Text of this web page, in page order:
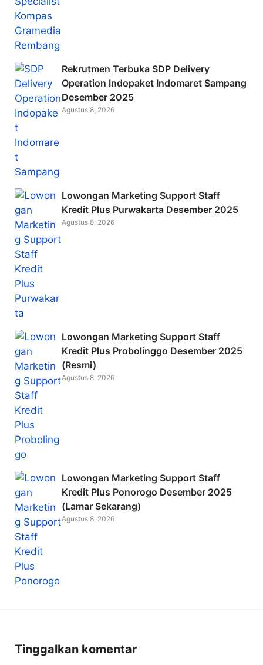
Rekrutmen Terbuka SDP Delivery
Operation Indopaket Indomaret Sampang
Desember 2025
Agustus 8, 2026
Lowongan Marketing Support Staff
Kredit Plus Purwakarta Desember 2025
Agustus 8, 2026
Lowongan Marketing Support Staff
Kredit Plus Probolinggo Desember 2025
(Resmi)
Agustus 8, 2026
Lowongan Marketing Support Staff
Kredit Plus Ponorogo Desember 2025
(Lamar Sekarang)
Agustus 8, 2026
Tinggalkan komentar